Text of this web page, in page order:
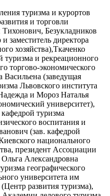
туризма и курортов
и торговли
Безукладников
заместитель директора
хозяйства),Ткаченко
туризма и рекреационного
торгово-экономического
Васильена (заведущая
Львовского института
и Мороз Наталья
университет),
туризма
воспитания и
(зав. кафедрой
национального
президент Ассоциации
Александровна
географического
университета им
развития туризма),